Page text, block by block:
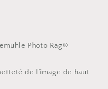
Photo Rag®
de l’image de haut